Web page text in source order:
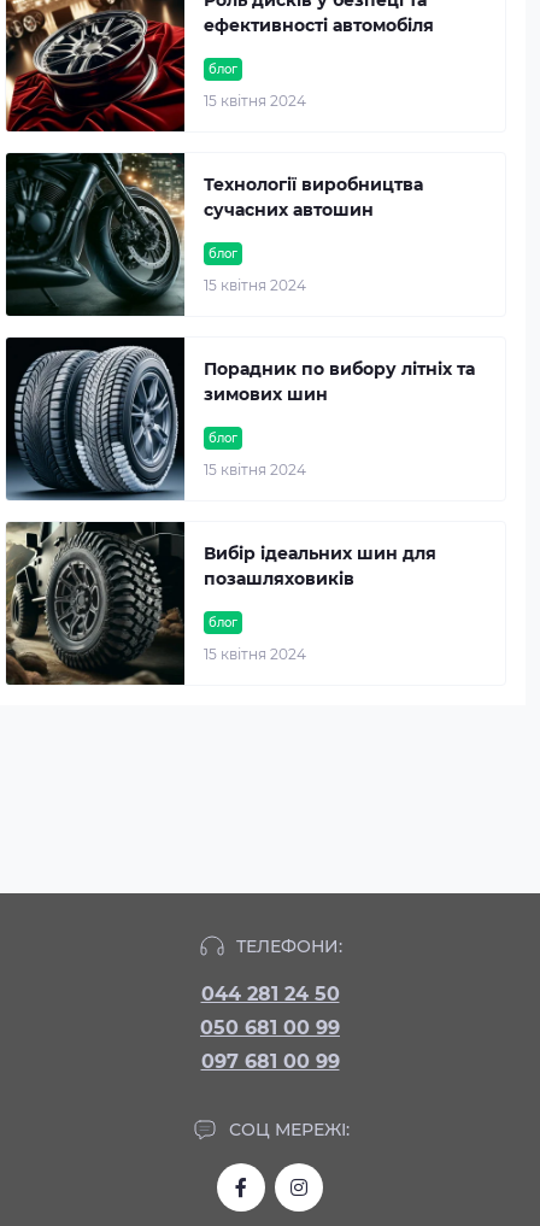
блог
15 квітня 2024
ефективності автомобіля
блог
15 квітня 2024
Технології виробництва
сучасних автошин
блог
15 квітня 2024
Порадник по вибору літніх та
зимових шин
блог
15 квітня 2024
Вибір ідеальних шин для
позашляховиків
ТЕЛЕФОНИ:
044 281 24 50
050 681 00 99
097 681 00 99
СОЦ МЕРЕЖІ: